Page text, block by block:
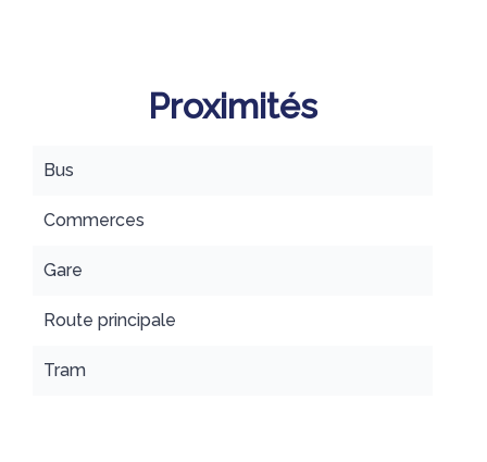
Proximités
Bus
Commerces
Gare
Route principale
Tram